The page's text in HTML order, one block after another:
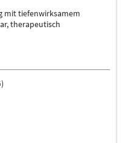
mit tiefenwirksamem
therapeutisch